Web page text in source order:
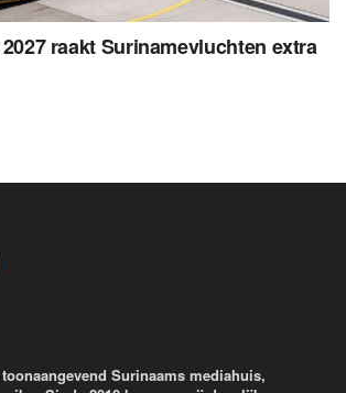
raakt Surinamevluchten extra
Surinaams mediahuis,